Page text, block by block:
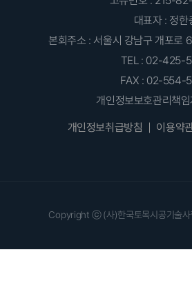
대표자 : 정한
본회주소 : 서울시 강남구 개포로
TEL : 02-425-
FAX : 02-554-
개인정보보호관리책
개인정보취급방침 이용약
Copyright ⓒ (사)한국토목시공기술